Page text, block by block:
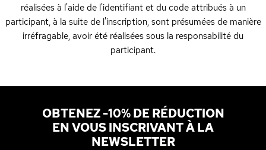
réalisées à l'aide de l'identifiant et du code attribués à un
participant, à la suite de l'inscription, sont présumées de manière
irréfragable, avoir été réalisées sous la responsabilité du
participant.
OBTENEZ -10% DE RÉDUCTION
EN VOUS INSCRIVANT À LA
NEWSLETTER